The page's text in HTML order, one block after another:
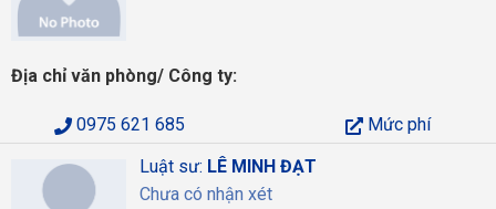
Địa chỉ văn phòng/ Công ty:
0975 621 685
Mức phí
Luật sư: LÊ MINH ĐẠT
Chưa có nhận xét